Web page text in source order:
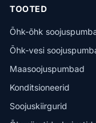
TOOTED
Õhk-õhk
Õhk-vesi
Maasoojuspumbad
Konditsioneerid
Soojuskiirgurid